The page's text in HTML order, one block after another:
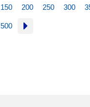
150 200 250 300
500